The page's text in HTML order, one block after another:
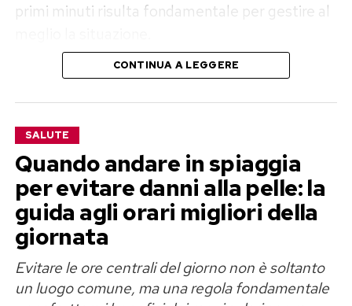
primi minuti risulta fondamentale per gestire al
A differenza delle api, che lasciano il pungiglione
di colpire più volte senza perdere l’apparato
difensivo. Pertanto, la prima azione da compiere
consiste nell’allontanarsi rapidamente dall’area
per evitare ulteriori aggressioni.
I primi interventi da effettuare sulla
zona colpita
CONTINUA A LEGGERE
SALUTE
Quando andare in spiaggia
per evitare danni alla pelle: la
guida agli orari migliori della
giornata
Evitare le ore centrali del giorno non è soltanto
un luogo comune, ma una regola fondamentale